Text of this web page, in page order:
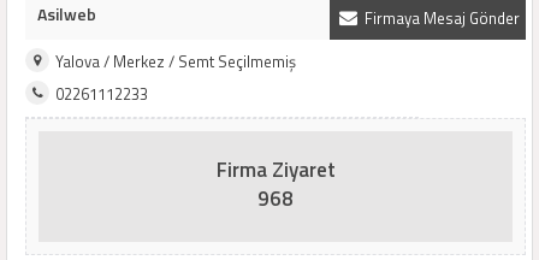
Firmaya Mesaj Gönder
Asilweb
Yalova / Merkez / Semt Seçilmemiş
02261112233
Firma Ziyaret
968